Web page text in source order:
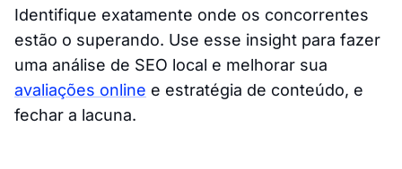
Identifique exatamente onde os concorrentes
estão o superando. Use esse insight para fazer
uma análise de SEO local e melhorar sua
avaliações online e estratégia de conteúdo, e
fechar a lacuna.